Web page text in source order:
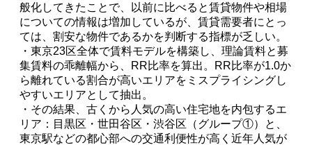
般化してきたことで、以前に比べると賃貸物件や相場
についての情報は増加しているが、賃貸需要者にとっ
ては、割安な物件であるかを判断する指標が乏しい。
・東京23区全体で賃料モデルを構築し、理論賃料と募
集賃料の乖離幅から、RR比率を算出。RR比率が1.0か
ら離れている割合が高いエリアをミスプライシングし
やすいエリアとして抽出。
・その結果、古くから人気の高い住宅地を内包するエ
リア：目黒区・世田谷区・渋谷区（グループ①）と、
東京駅などの都心部への交通利便性が高く近年人気が